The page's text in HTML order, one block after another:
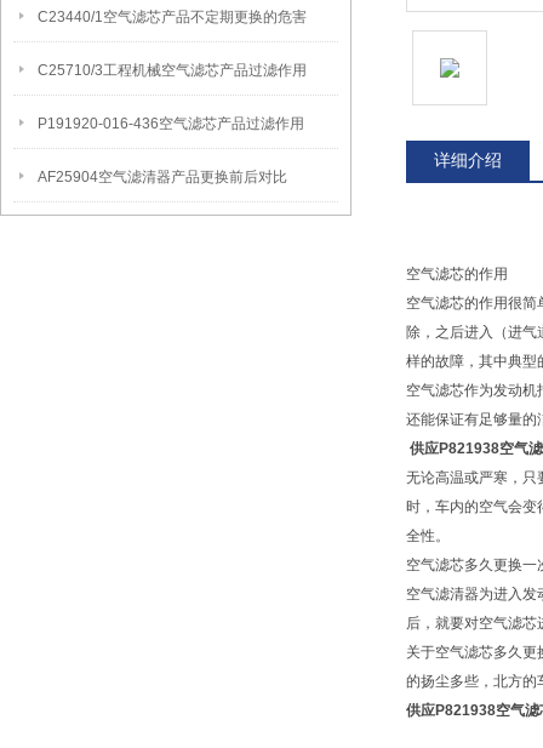
C23440/1空气滤芯产品不定期更换的危害
C25710/3工程机械空气滤芯产品过滤作用
P191920-016-436空气滤芯产品过滤作用
AF25904空气滤清器产品更换前后对比
详细介绍
空气滤芯的作用
空气滤芯的作用很简
除，之后进入（进
样的故障，其中典型
空气滤芯作为发动
还能保证有足够量的
供应P821938空气
无论高温或严寒，只
时，车内的空气会
全性。
空气滤芯多久更换一
空气滤清器为进入
后，就要对空气滤
关于空气滤芯多久
的扬尘多些，北方的
供应P821938空气